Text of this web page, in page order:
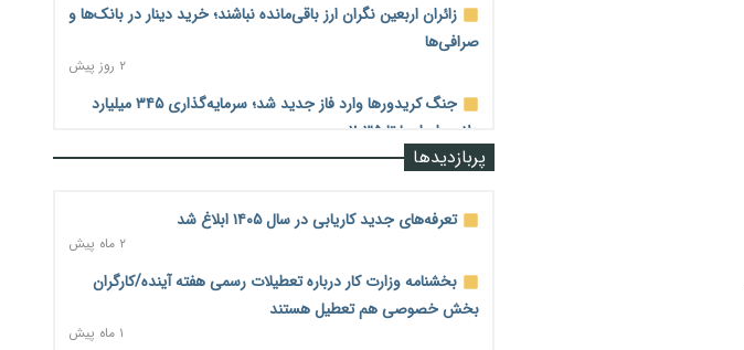
زائران اربعین نگران ارز باقی‌مانده نباشند؛ خرید دینار در بانک‌ها و
صرافی‌ها
۲ روز پیش
جنگ کریدورها وارد فاز جدید شد؛ سرمایه‌گذاری ۳۴۵ میلیارد
دلاری اوراسیا تا ۲۰۳۵
۲ روز پیش
کمتر توسعه می‌یابد
۲ روز پیش
تأمین سرمایه در گردش بدون خلق نقدینگی؛ نقش جدید
سیاست‌های مالیاتی در حمایت از تولید
۲ روز پیش
پربازدیدها
تعرفه‌های جدید کاریابی در سال ۱۴۰۵ ابلاغ شد
۲ ماه پیش
بخشنامه وزارت کار درباره تعطیلات رسمی هفته آینده/کارگران
بخش خصوصی هم تعطیل هستند
۱ ماه پیش